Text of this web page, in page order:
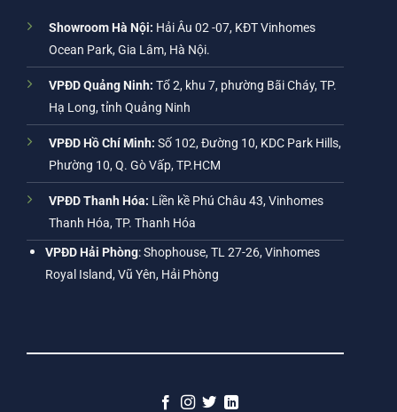
Showroom Hà Nội: Hải Âu 02 -07, KĐT Vinhomes
Ocean Park, Gia Lâm, Hà Nội.
VPĐD Quảng Ninh: Tổ 2, khu 7, phường Bãi Cháy, TP.
Hạ Long, tỉnh Quảng Ninh
VPĐD Hồ Chí Minh: Số 102, Đường 10, KDC Park Hills,
Phường 10, Q. Gò Vấp, TP.HCM
VPĐD Thanh Hóa: Liền kề Phú Châu 43, Vinhomes
Thanh Hóa, TP. Thanh Hóa
VPĐD Hải Phòng: Shophouse, TL 27-26, Vinhomes
Royal Island, Vũ Yên, Hải Phòng